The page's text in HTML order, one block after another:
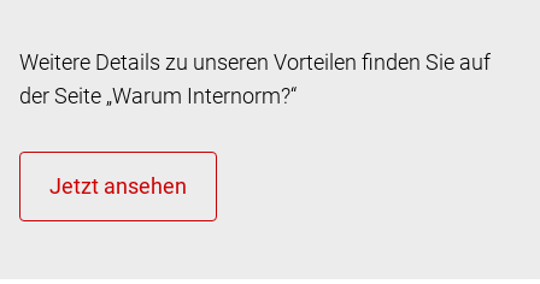
Weitere Details zu unseren Vorteilen finden Sie auf
der Seite „Warum Internorm?“